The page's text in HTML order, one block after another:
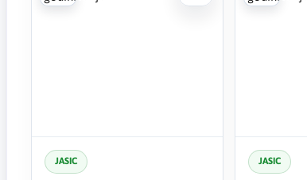
JASIC JASIC